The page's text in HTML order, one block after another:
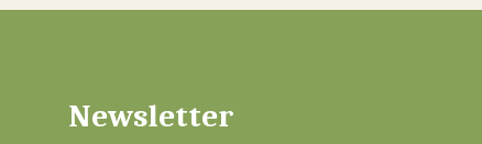
Newsletter